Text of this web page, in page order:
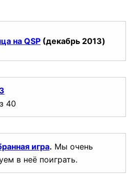
на QSP (декабрь 2013)
40
игра. Мы очень
в неё поиграть.